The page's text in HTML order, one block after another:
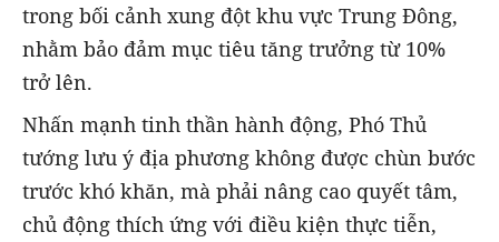
trong bối cảnh xung đột khu vực Trung Đông,
nhằm bảo đảm mục tiêu tăng trưởng từ 10%
trở lên.
Nhấn mạnh tinh thần hành động, Phó Thủ
tướng lưu ý địa phương không được chùn bước
trước khó khăn, mà phải nâng cao quyết tâm,
chủ động thích ứng với điều kiện thực tiễn,